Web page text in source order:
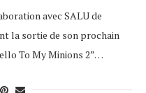
avec SALU de
la sortie de son prochain
To My Minions 2”…